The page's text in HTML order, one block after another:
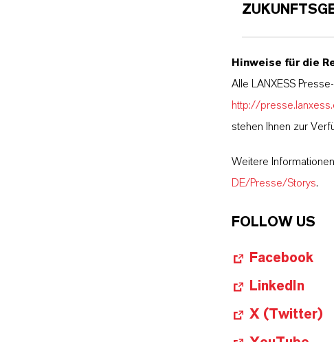
Hinweise für die
Alle LANXESS
http://
stehen Ihnen zur
Weitere
DE/Presse/Storys.
FOLLOW US
Facebook
LinkedIn
X (Twitter)